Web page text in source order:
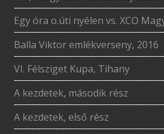
Egy óra o.úti nyélen vs. XCO
Balla Viktor emlékverseny, 2016
VI. Félsziget Kupa, Tihany
A kezdetek, második rész
A kezdetek, első rész